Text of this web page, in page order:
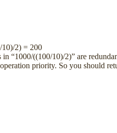
10)/2) = 200
“1000/((100/10)/2)” are
priority. So you should